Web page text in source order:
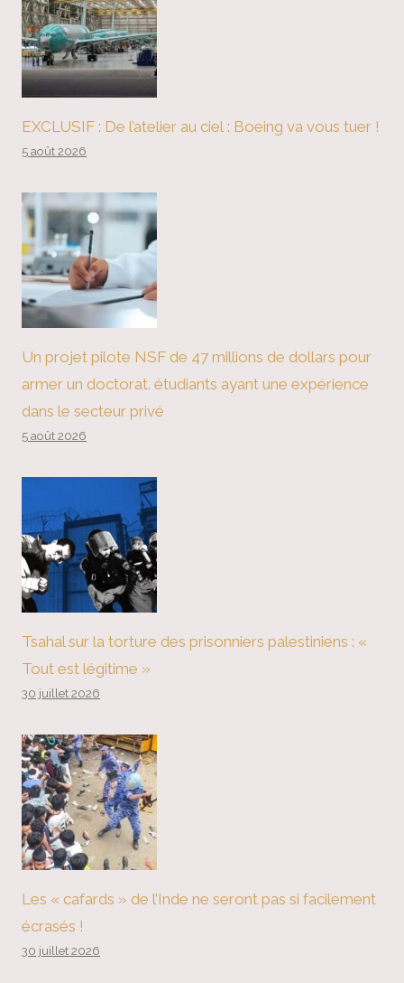
EXCLUSIF : De l’atelier au ciel : Boeing va vous tuer !
5 août 2026
Un projet pilote NSF de 47 millions de dollars pour
armer un doctorat. étudiants ayant une expérience
dans le secteur privé
5 août 2026
Tsahal sur la torture des prisonniers palestiniens : «
Tout est légitime »
30 juillet 2026
Les « cafards » de l’Inde ne seront pas si facilement
écrasés !
30 juillet 2026